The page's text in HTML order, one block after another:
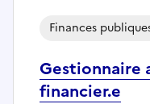
Gestionnaire
financier.e
Finances